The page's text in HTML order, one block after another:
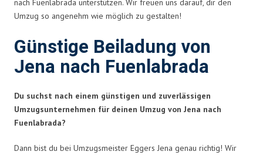
nach Fuenlabrada unterstützen. Wir freuen uns darauf, dir den
Umzug so angenehm wie möglich zu gestalten!
Günstige Beiladung von
Jena nach Fuenlabrada
Du suchst nach einem günstigen und zuverlässigen
Umzugsunternehmen für deinen Umzug von Jena nach
Fuenlabrada?
Dann bist du bei Umzugsmeister Eggers Jena genau richtig! Wir